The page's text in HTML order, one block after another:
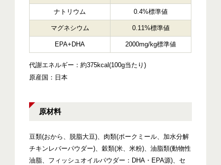
ナトリウム 0.4%標準値
マグネシウム 0.11%標準値
EPA+DHA 2000mg/kg標準値
代謝エネルギー：約375kcal(100g当たり)
原産国：日本
原材料
豆類(おから、脱脂大豆)、肉類(ポークミール、加水分解
チキンレバーパウダー)、穀類(米、米粉)、油脂類(動物性
油脂、フィッシュオイルパウダー：DHA・EPA源)、セ